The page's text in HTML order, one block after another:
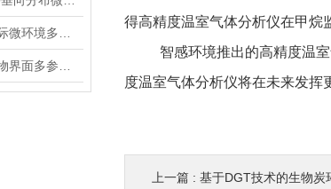
得高精度温室气体分析仪在甲烷
智感环境推出的高精度温
度温室气体分析仪将在未来发挥
上一篇 : 基于DGT技术的生物炭环境微界面